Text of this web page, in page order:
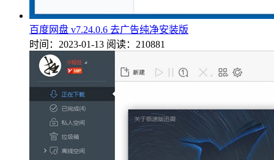
百度网盘 v7.24.0.6 去广告纯净安装版
时间：2023-01-13 阅读：210881